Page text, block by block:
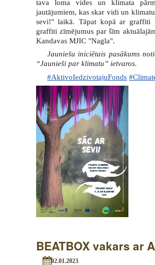
tava loma vides un klimata
jautājumiem, kas skar vidi un
sevi!" laikā. Tāpat kopā ar graffiti
graffiti zīmējumus par šīm
Kandavas MJIC "Nagla".
Jauniešu iniciētais pasākums
“Jaunieši par klimatu” ietvaros.
#AktivoIedzivotajuFonds
BEATBOX vakars ar
02.01.2023